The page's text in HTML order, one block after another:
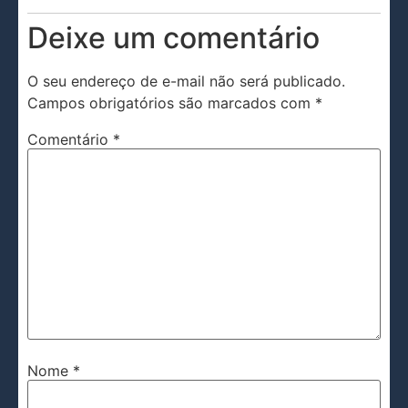
Deixe um comentário
O seu endereço de e-mail não será publicado.
Campos obrigatórios são marcados com *
Comentário *
Nome *